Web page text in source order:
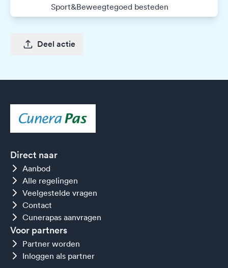
Sport&Beweegtegoed besteden
Deel actie
Direct naar
Aanbod
Alle regelingen
Veelgestelde vragen
Contact
Cunerapas aanvragen
Voor partners
Partner worden
Inloggen als partner